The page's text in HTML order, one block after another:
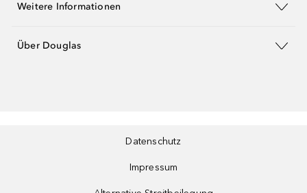
Weitere Informationen
Über Douglas
Datenschutz
Impressum